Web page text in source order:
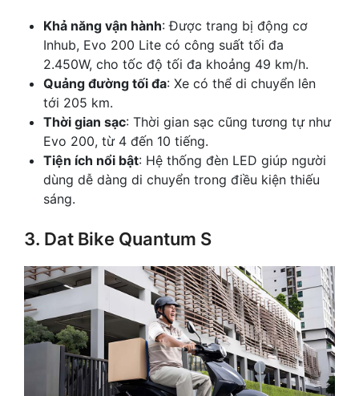
Khả năng vận hành: Được trang bị động cơ
Inhub, Evo 200 Lite có công suất tối đa
2.450W, cho tốc độ tối đa khoảng 49 km/h.
Quảng đường tối đa: Xe có thể di chuyển lên
tới 205 km.
Thời gian sạc: Thời gian sạc cũng tương tự như
Evo 200, từ 4 đến 10 tiếng.
Tiện ích nổi bật: Hệ thống đèn LED giúp người
dùng dễ dàng di chuyển trong điều kiện thiếu
sáng.
3. Dat Bike Quantum S